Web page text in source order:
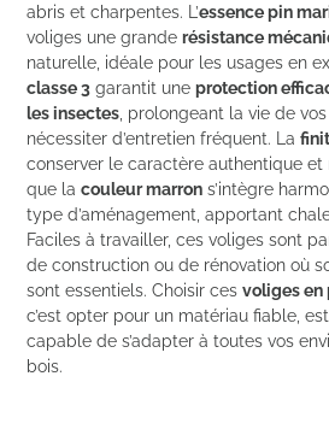
abris et charpentes. L’essence pin
voliges une granderésistance
naturelle, idéale pour les usages en
classe 3 garantit uneprotection
les insectes , prolongeant la vie de
nécessiter d’entretien fréquent. La
conserver le caractère authentique
que lacouleur marron s’intègre
type d’aménagement, apportant
Faciles à travailler, ces voliges sont
de construction ou de rénovation où
sont essentiels. Choisir cesvoliges en
c’est opter pour un matériau fiable,
capable de s’adapter à toutes vos
bois.